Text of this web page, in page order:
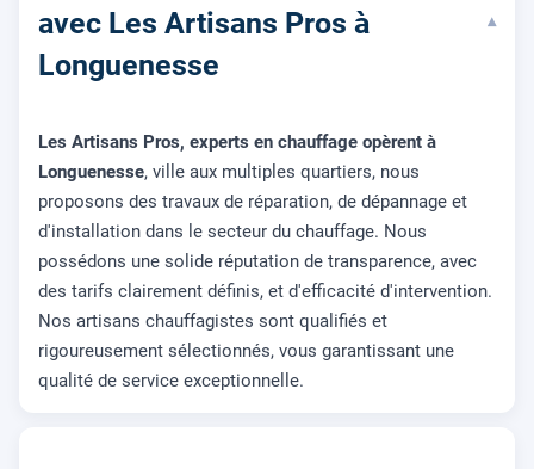
avec Les Artisans Pros à
Longuenesse
▾
Les Artisans Pros, experts en chauffage opèrent à
Longuenesse, ville aux multiples quartiers, nous
proposons des travaux de réparation, de dépannage et
d'installation dans le secteur du chauffage. Nous
possédons une solide réputation de transparence, avec
des tarifs clairement définis, et d'efficacité d'intervention.
Nos artisans chauffagistes sont qualifiés et
rigoureusement sélectionnés, vous garantissant une
qualité de service exceptionnelle.